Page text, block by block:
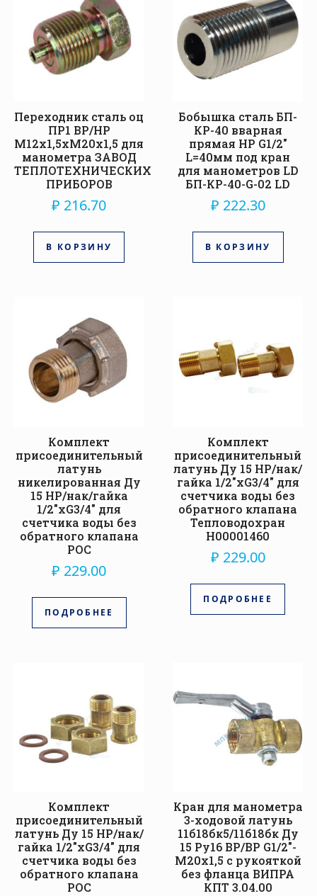
Переходник сталь оц
ПР1 ВР/НР
М12х1,5хМ20х1,5 для
манометра ЗАВОД
ТЕПЛОТЕХНИЧЕСКИХ
ПРИБОРОВ
₽ 216.70
В КОРЗИНУ
Бобышка сталь БП-
КР-40 вварная
прямая НР G1/2″
L=40мм под кран
для манометров LD
БП-КР-40-G-02 LD
₽ 222.30
В КОРЗИНУ
Комплект
присоединительный
латунь
никелированная Ду
15 НР/нак/гайка
1/2″xG3/4″ для
счетчика воды без
обратного клапана
РОС
₽ 229.00
ПОДРОБНЕЕ
Комплект
присоединительный
латунь Ду 15 НР/нак/
гайка 1/2″xG3/4″ для
счетчика воды без
обратного клапана
Тепловодохран
Н00001460
₽ 229.00
ПОДРОБНЕЕ
Комплект
присоединительный
латунь Ду 15 НР/нак/
гайка 1/2″xG3/4″ для
счетчика воды без
обратного клапана
РОС
Кран для манометра
3-ходовой латунь
11б18бк5/11б18бк Ду
15 Ру16 ВР/ВР G1/2″-
М20х1,5 с рукояткой
без фланца ВИПРА
КПТ 3.04.00